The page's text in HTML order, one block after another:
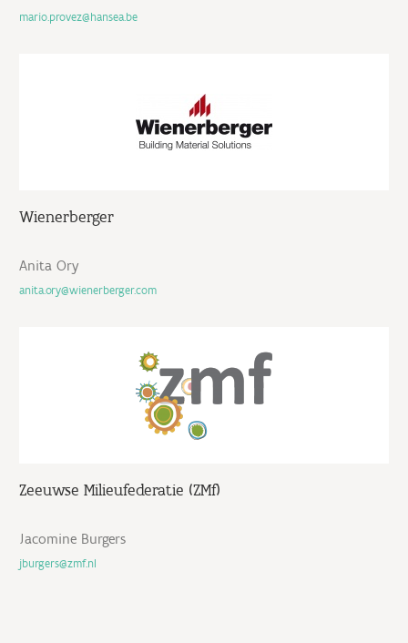
mario.provez@hansea.be
Wienerberger
Anita Ory
anita.ory@wienerberger.com
Zeeuwse Milieufederatie (ZMf)
Jacomine Burgers
jburgers@zmf.nl